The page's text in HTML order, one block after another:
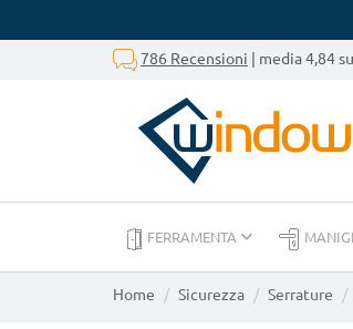
786 Recensioni | media 4,84
FERRAMENTA
Home Sicurezza Serrature